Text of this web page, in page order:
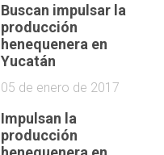
Buscan impulsar la
producción
henequenera en
Yucatán
05 de enero de 2017
Impulsan la
producción